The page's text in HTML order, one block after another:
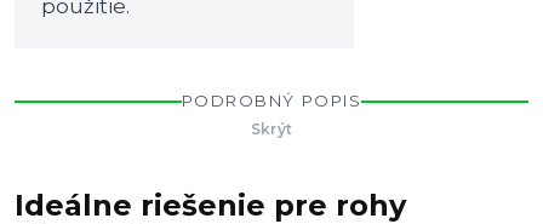
použitie.
PODROBNÝ POPIS
Skrýt
Ideálne riešenie pre rohy